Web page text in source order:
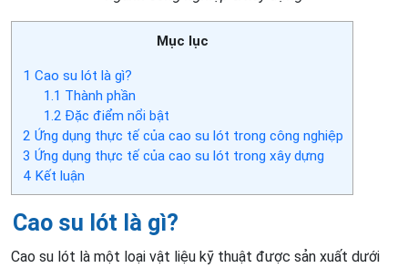
Mục lục
1 Cao su lót là gì?
1.1 Thành phần
1.2 Đặc điểm nổi bật
2 Ứng dụng thực tế của cao su lót trong công nghiệp
3 Ứng dụng thực tế của cao su lót trong xây dựng
4 Kết luận
Cao su lót là gì?
Cao su lót là một loại vật liệu kỹ thuật được sản xuất dưới